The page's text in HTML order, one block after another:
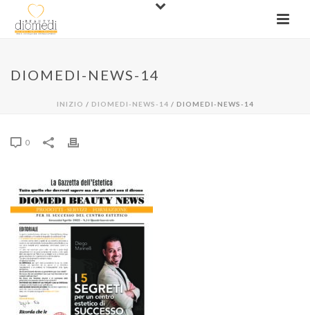
DIOMEDI-NEWS-14
INIZIO / DIOMEDI-NEWS-14 / DIOMEDI-NEWS-14
0